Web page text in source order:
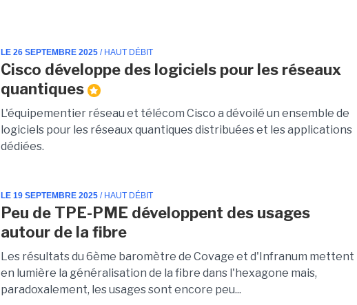
LE 26 SEPTEMBRE 2025 / HAUT DÉBIT
Cisco développe des logiciels pour les réseaux
quantiques
L'équipementier réseau et télécom Cisco a dévoilé un ensemble de
logiciels pour les réseaux quantiques distribuées et les applications
dédiées.
LE 19 SEPTEMBRE 2025 / HAUT DÉBIT
Peu de TPE-PME développent des usages
autour de la fibre
Les résultats du 6ème baromètre de Covage et d'Infranum mettent
en lumière la généralisation de la fibre dans l'hexagone mais,
paradoxalement, les usages sont encore peu...